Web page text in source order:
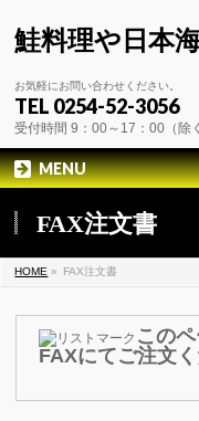
鮭料理や日本
お気軽にお問い合わせください。
TEL 0254-52-3056
受付時間 9：00～17：00（除
MENU
FAX注文書
HOME » FAX注文書
この
FAXにてご注文く